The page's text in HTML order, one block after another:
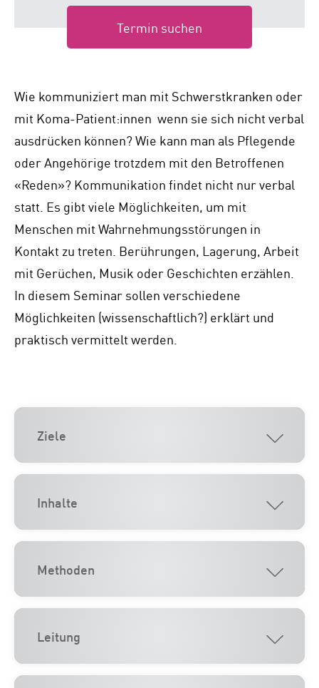
Termin suchen
Wie kommuniziert man mit Schwerstkranken oder
mit Koma-Patient:innen wenn sie sich nicht verbal
ausdrücken können? Wie kann man als Pflegende
oder Angehörige trotzdem mit den Betroffenen
«Reden»? Kommunikation findet nicht nur verbal
statt. Es gibt viele Möglichkeiten, um mit
Menschen mit Wahrnehmungsstörungen in
Kontakt zu treten. Berührungen, Lagerung, Arbeit
mit Gerüchen, Musik oder Geschichten erzählen.
In diesem Seminar sollen verschiedene
Möglichkeiten (wissenschaftlich?) erklärt und
praktisch vermittelt werden.
Ziele
Inhalte
Methoden
Leitung